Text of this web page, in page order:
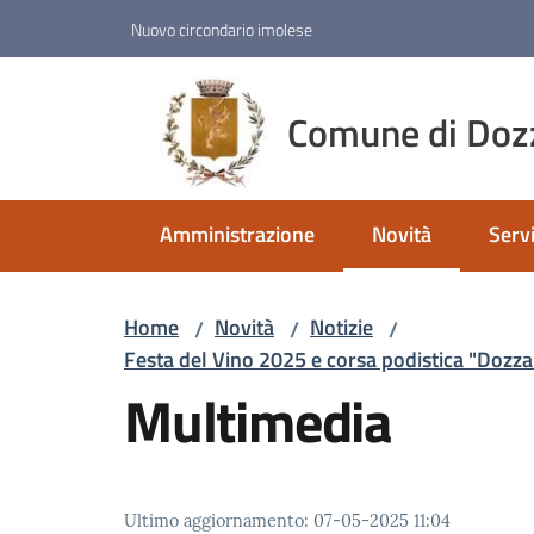
Nuovo circondario imolese
Comune di
Amministrazione Novità
Menu selezionato
Home / Novità / Notizie /
Festa del Vino 2025 e corsa podistica
Multimedia
Ultimo aggiornamento: 07-05-2025 11:04